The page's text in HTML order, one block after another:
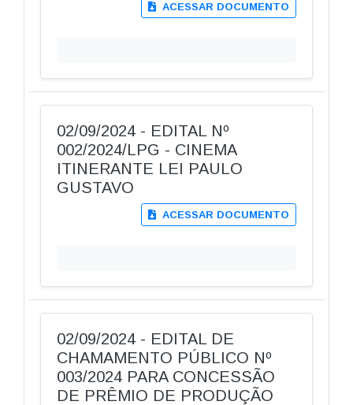
ACESSAR DOCUMENTO
02/09/2024 - EDITAL Nº
002/2024/LPG - CINEMA
ITINERANTE LEI PAULO
GUSTAVO
ACESSAR DOCUMENTO
02/09/2024 - EDITAL DE
CHAMAMENTO PÚBLICO Nº
003/2024 PARA CONCESSÃO
DE PRÊMIO DE PRODUÇÃO